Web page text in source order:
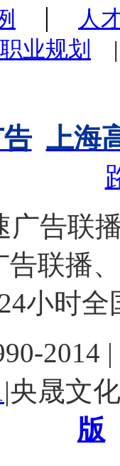
|
人
职业规划
上海
广告联
告联播
小时
2014
|央晟文
版